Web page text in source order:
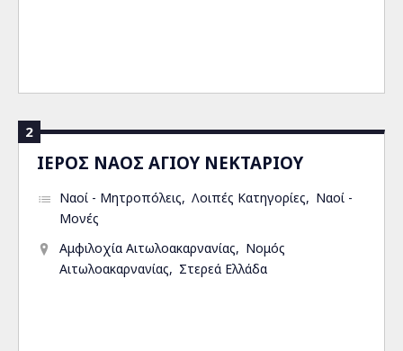
2
ΙΕΡΟΣ ΝΑΟΣ ΑΓΙΟΥ ΝΕΚΤΑΡΙΟΥ
Ναοί - Μητροπόλεις Λοιπές Κατηγορίες
Ναοί -
Μονές
Αμφιλοχία Αιτωλοακαρνανίας
Νομός
Αιτωλοακαρνανίας
Στερεά Ελλάδα